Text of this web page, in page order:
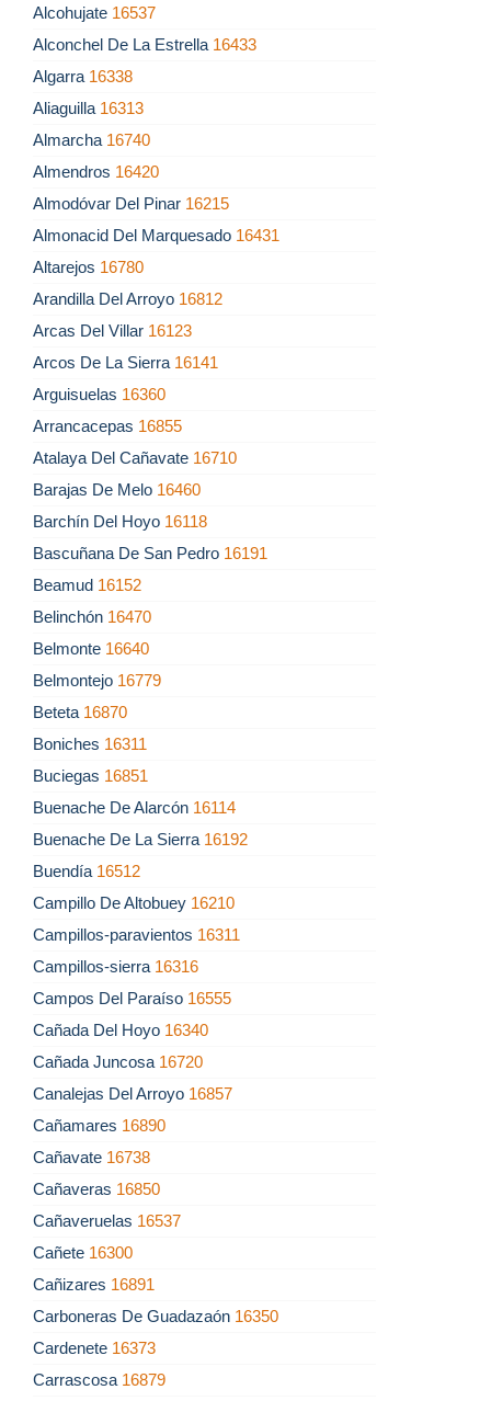
Alcohujate 16537
Alconchel De La Estrella 16433
Algarra 16338
Aliaguilla 16313
Almarcha 16740
Almendros 16420
Almodóvar Del Pinar 16215
Almonacid Del Marquesado 16431
Altarejos 16780
Arandilla Del Arroyo 16812
Arcas Del Villar 16123
Arcos De La Sierra 16141
Arguisuelas 16360
Arrancacepas 16855
Atalaya Del Cañavate 16710
Barajas De Melo 16460
Barchín Del Hoyo 16118
Bascuñana De San Pedro 16191
Beamud 16152
Belinchón 16470
Belmonte 16640
Belmontejo 16779
Beteta 16870
Boniches 16311
Buciegas 16851
Buenache De Alarcón 16114
Buenache De La Sierra 16192
Buendía 16512
Campillo De Altobuey 16210
Campillos-paravientos 16311
Campillos-sierra 16316
Campos Del Paraíso 16555
Cañada Del Hoyo 16340
Cañada Juncosa 16720
Canalejas Del Arroyo 16857
Cañamares 16890
Cañavate 16738
Cañaveras 16850
Cañaveruelas 16537
Cañete 16300
Cañizares 16891
Carboneras De Guadazaón 16350
Cardenete 16373
Carrascosa 16879